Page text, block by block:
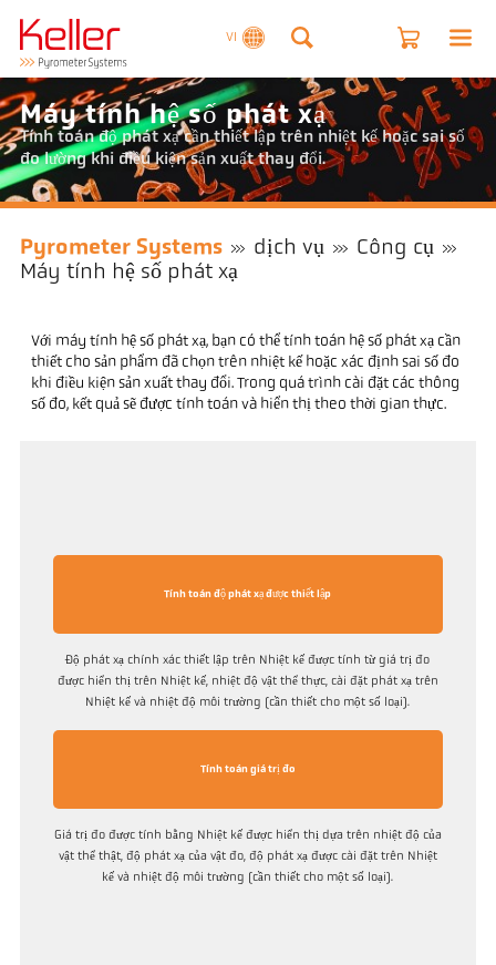
VI
Máy tính hệ số phát xạ
Tính toán độ phát xạ cần thiết lập trên nhiệt kế hoặc sai số
đo lường khi điều kiện sản xuất thay đổi.
Pyrometer Systems dịch vụ
Công cụ
Máy tính hệ số phát xạ
Với máy tính hệ số phát xạ, bạn có thể tính toán hệ số phát xạ cần
thiết cho sản phẩm đã chọn trên nhiệt kế hoặc xác định sai số đo
khi điều kiện sản xuất thay đổi. Trong quá trình cài đặt các thông
số đo, kết quả sẽ được tính toán và hiển thị theo thời gian thực.
Tính toán độ phát xạ được thiết lập
Độ phát xạ chính xác thiết lập trên Nhiệt kế được tính từ giá trị đo
được hiển thị trên Nhiệt kế, nhiệt độ vật thể thực, cài đặt phát xạ trên
Nhiệt kế và nhiệt độ môi trường (cần thiết cho một số loại).
Tính toán giá trị đo
Giá trị đo được tính bằng Nhiệt kế được hiển thị dựa trên nhiệt độ của
vật thể thật, độ phát xạ của vật đo, độ phát xạ được cài đặt trên Nhiệt
kế và nhiệt độ môi trường (cần thiết cho một số loại).